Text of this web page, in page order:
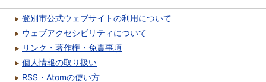
登別市公式ウェブサイトの利用について
ウェブアクセシビリティについて
リンク・著作権・免責事項
個人情報の取り扱い
RSS・Atomの使い方